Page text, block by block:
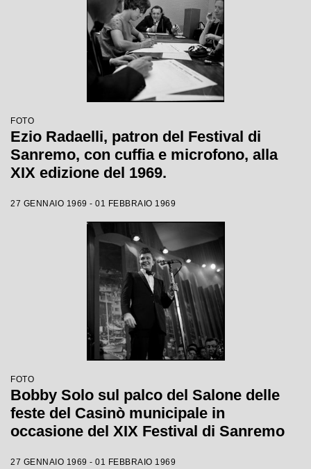
FOTO
Ezio Radaelli, patron del Festival di
Sanremo, con cuffia e microfono, alla
XIX edizione del 1969.
27 GENNAIO 1969 - 01 FEBBRAIO 1969
FOTO
Bobby Solo sul palco del Salone delle
feste del Casinò municipale in
occasione del XIX Festival di Sanremo
27 GENNAIO 1969 - 01 FEBBRAIO 1969